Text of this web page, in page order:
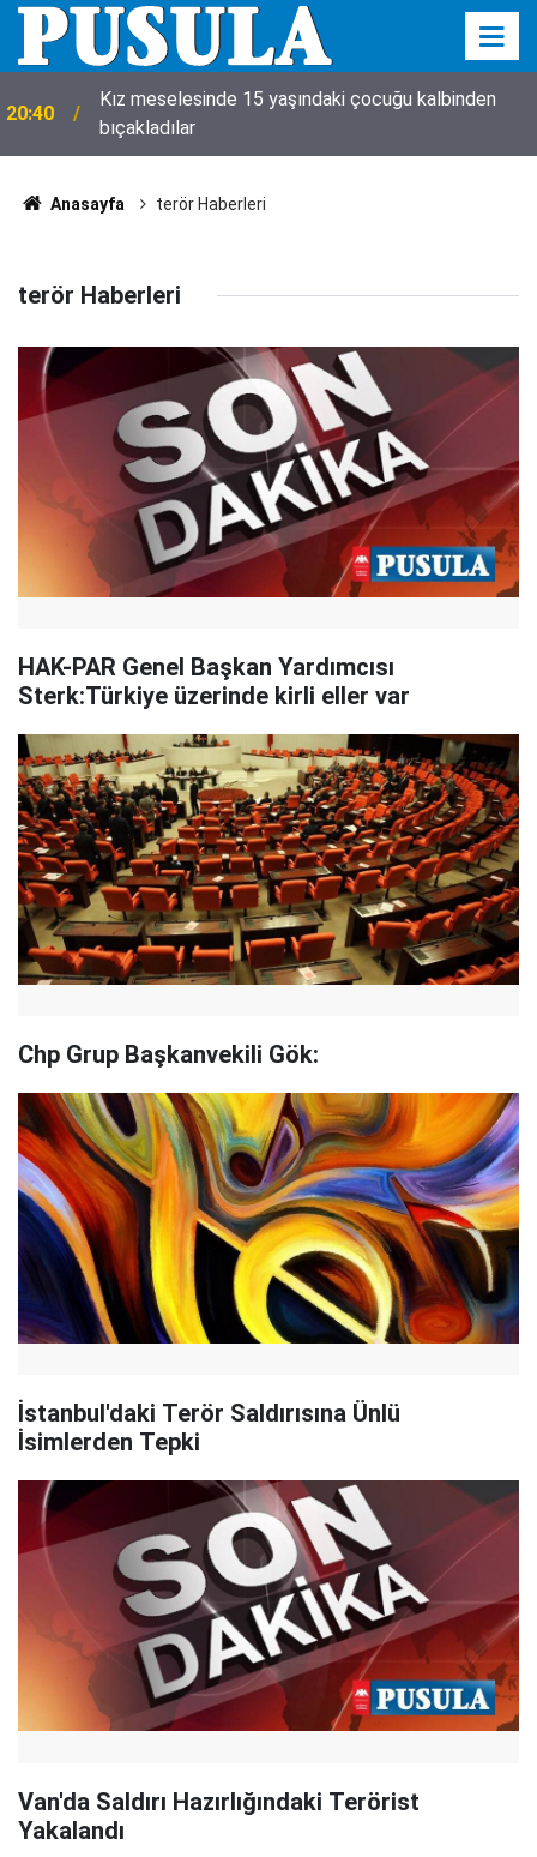
20:40
Kız meselesinde 15 yaşındaki çocuğu kalbinden
bıçakladılar
Anasayfa terör Haberleri
terör Haberleri
HAK-PAR Genel Başkan Yardımcısı
Sterk:Türkiye üzerinde kirli eller var
Chp Grup Başkanvekili Gök:
İstanbul'daki Terör Saldırısına Ünlü
İsimlerden Tepki
Van'da Saldırı Hazırlığındaki Terörist
Yakalandı